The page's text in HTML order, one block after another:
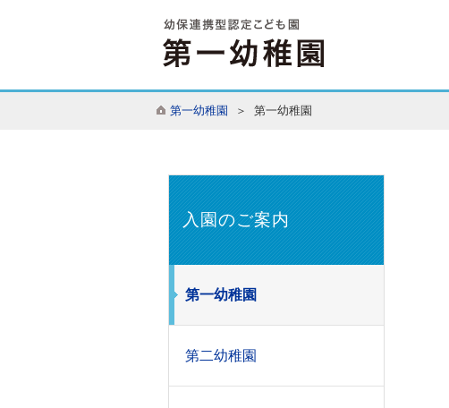
第一幼稚園 ＞ 第一幼稚園
入園のご案内
第一幼稚園
第二幼稚園